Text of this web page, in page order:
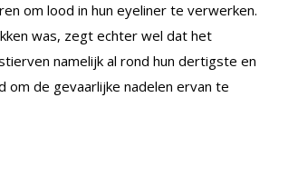
om lood in hun eyeliner te verwerken.
was, zegt echter wel dat het
namelijk al rond hun dertigste en
de gevaarlijke nadelen ervan te